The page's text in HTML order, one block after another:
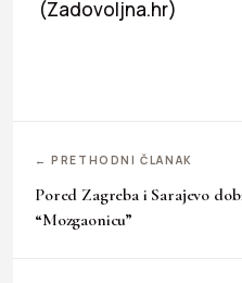
(Zadovoljna.hr)
← PRETHODNI ČLANAK
Pored Zagreba i Sarajevo
“Mozgaonicu”